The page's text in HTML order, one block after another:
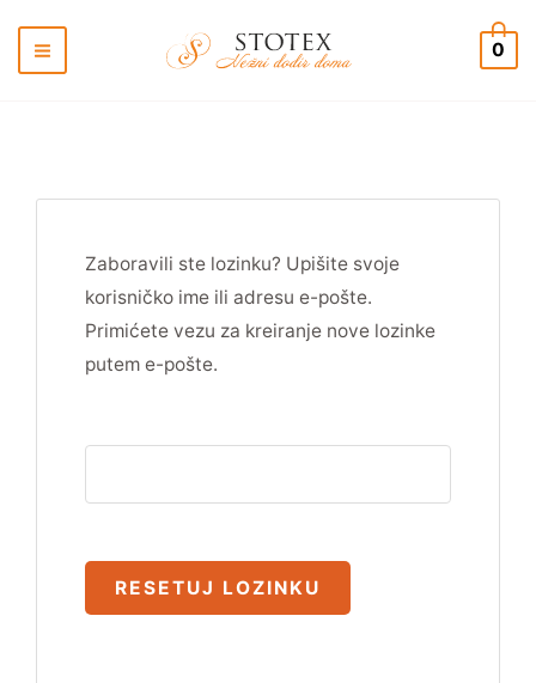
sadržaj
0
Zaboravili ste lozinku? Upišite svoje
korisničko ime ili adresu e-pošte.
Primićete vezu za kreiranje nove lozinke
putem e-pošte.
RESETUJ LOZINKU